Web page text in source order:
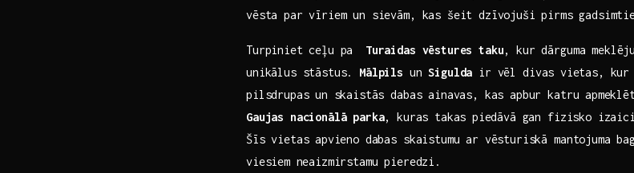
vēsta par vīriem un sievām, kas šeit‍ dzīvojuši ​pirms⁢
Turpiniet ​ceļu​ pa ​ Turaidas ​vēstures taku, kur dārguma
unikālus stāstus. Mālpils unSigulda ir vēl divas ⁢vietas, kur
pilsdrupas un ⁢skaistās dabas ainavas, kas apbur katru⁣
Gaujas nacionālā parka,⁤ kuras takas ⁢piedāvā gan fizisko
Šīs ‌vietas⁢ apvieno dabas skaistumu ar ​vēsturiskā mantojuma
viesiem⁤ neaizmirstamu pieredzi.